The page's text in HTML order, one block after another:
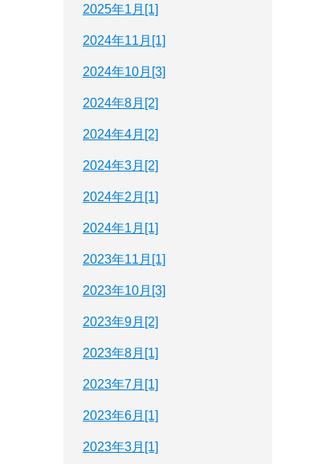
2025年1月[1]
2024年11月[1]
2024年10月[3]
2024年8月[2]
2024年4月[2]
2024年3月[2]
2024年2月[1]
2024年1月[1]
2023年11月[1]
2023年10月[3]
2023年9月[2]
2023年8月[1]
2023年7月[1]
2023年6月[1]
2023年3月[1]